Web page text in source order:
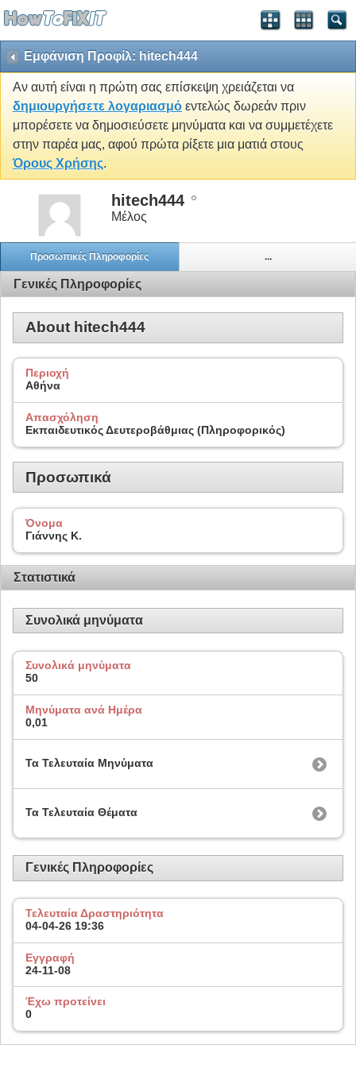
Εμφάνιση Προφίλ: hitech444
Αν αυτή είναι η πρώτη σας επίσκεψη χρειάζεται να
δημιουργήσετε λογαριασμό εντελώς δωρεάν πριν
μπορέσετε να δημοσιεύσετε μηνύματα και να συμμετέχετε
στην παρέα μας, αφού πρώτα ρίξετε μια ματιά στους
Όρους Χρήσης.
hitech444
Μέλος
Προσωπικές Πληροφορίες ...
Γενικές Πληροφορίες
About hitech444
Περιοχή
Αθήνα
Απασχόληση
Εκπαιδευτικός Δευτεροβάθμιας (Πληροφορικός)
Προσωπικά
Όνομα
Γιάννης K.
Στατιστικά
Συνολικά μηνύματα
Συνολικά μηνύματα
50
Μηνύματα ανά Ημέρα
0,01
Τα Τελευταία Μηνύματα
Τα Τελευταία Θέματα
Γενικές Πληροφορίες
Τελευταία Δραστηριότητα
04-04-26 19:36
Εγγραφή
24-11-08
Έχω προτείνει
0